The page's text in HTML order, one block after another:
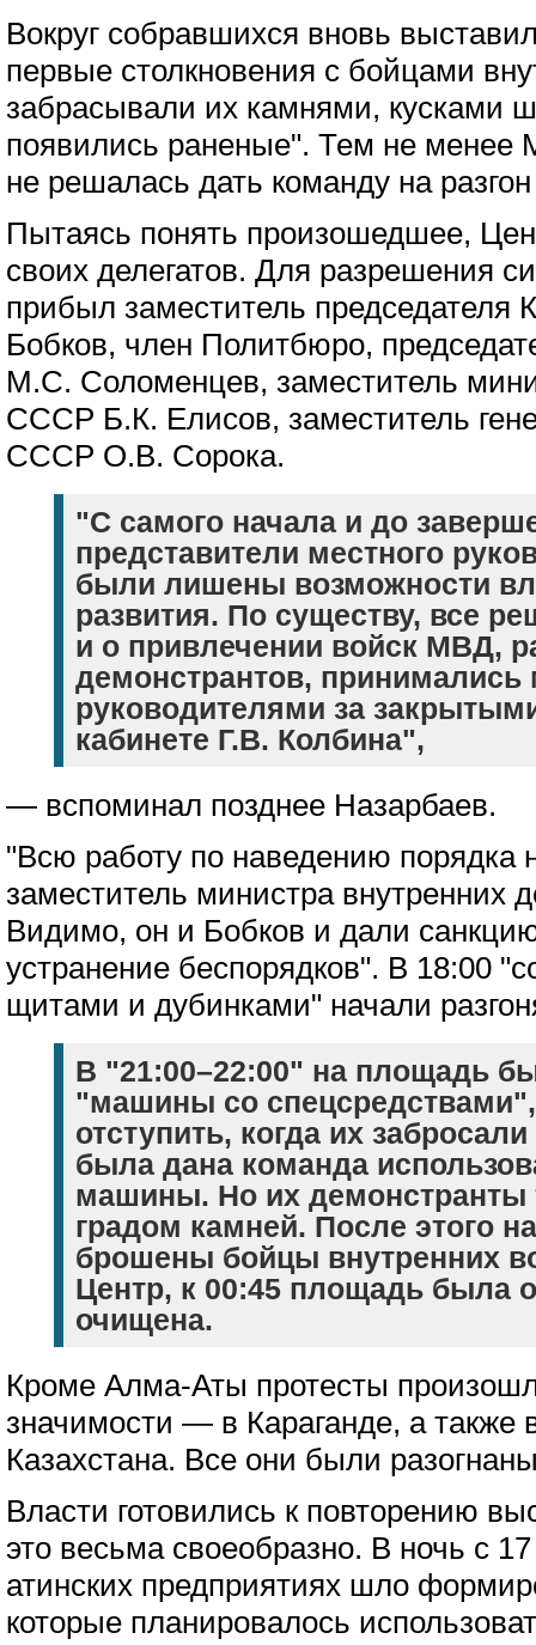
Вокруг собравшихся вновь
первые столкновения с бойцами
забрасывали их камнями, кусками
появились раненые". Тем не менее
не решалась дать команду на
Пытаясь понять произошедшее,
своих делегатов. Для разрешения
прибыл заместитель
Бобков, член Политбюро,
М.С. Соломенцев, заместитель
СССР Б.К. Елисов, заместитель
СССР О.В. Сорока.
"С самого начала и до
представители местного
были лишены возможности
развития. По существу, все
и о привлечении войск МВД,
демонстрантов, принимались
руководителями за
кабинете Г.В. Колбина",
— вспоминал позднее Назарбаев.
"Всю работу по наведению порядка
заместитель министра внутренних
Видимо, он и Бобков и дали
устранение беспорядков". В 18:00
щитами и дубинками" начали
В "21:00–22:00" на площадь
"машины со
отступить, когда их
была дана команда
машины. Но их демонстранты
градом камней. После этого
брошены бойцы внутренних
Центр, к 00:45 площадь была
очищена.
Кроме Алма-Аты протесты
значимости — в Караганде, а также
Казахстана. Все они были
Власти готовились к повторению
это весьма своеобразно. В ночь с
атинских предприятиях шло
которые планировалось